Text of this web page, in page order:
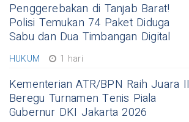
Penggerebakan di Tanjab Barat!
Polisi Temukan 74 Paket Diduga
Sabu dan Dua Timbangan Digital
HUKUM 1 hari
Kementerian ATR/BPN Raih Juara II
Beregu Turnamen Tenis Piala
Gubernur DKI Jakarta 2026